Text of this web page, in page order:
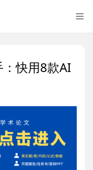
快用8款AI